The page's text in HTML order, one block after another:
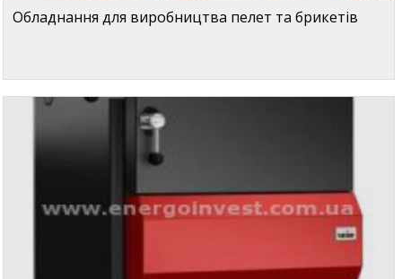
Обладнання для виробництва пелет та брикетів